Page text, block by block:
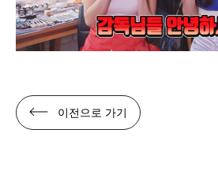
이전으로 가기